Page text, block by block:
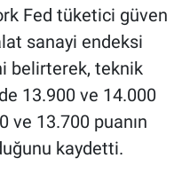
Fed tüketici güven
sanayi endeksi
belirterek, teknik
13.900 ve 14.000
ve 13.700 puanın
kaydetti.